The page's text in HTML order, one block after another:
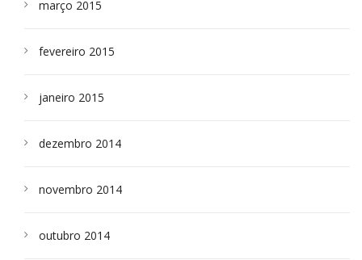
março 2015
fevereiro 2015
janeiro 2015
dezembro 2014
novembro 2014
outubro 2014